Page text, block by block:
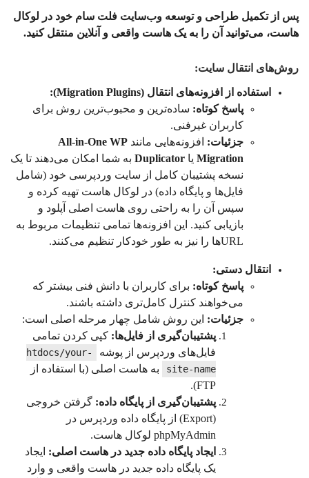
پس از تکمیل طراحی و توسعه وب‌سایت فلت سام خود در لوکال
هاست، می‌توانید آن را به یک هاست واقعی و آنلاین منتقل کنید.
روش‌های انتقال سایت:
استفاده از افزونه‌های انتقال (Migration Plugins):
پاسخ کوتاه: ساده‌ترین و محبوب‌ترین روش برای
کاربران غیرفنی.
جزئیات: افزونه‌هایی مانند All-in-One WP
Migration یا Duplicator به شما امکان می‌دهند تا یک
نسخه پشتیبان کامل از سایت وردپرسی خود (شامل
فایل‌ها و پایگاه داده) در لوکال هاست تهیه کرده و
سپس آن را به راحتی روی هاست اصلی آپلود و
بازیابی کنید. این افزونه‌ها تمامی تنظیمات مربوط به
URLها را نیز به طور خودکار تنظیم می‌کنند.
انتقال دستی:
پاسخ کوتاه: برای کاربران با دانش فنی بیشتر که
می‌خواهند کنترل کامل‌تری داشته باشند.
جزئیات: این روش شامل چهار مرحله اصلی است:
پشتیبان‌گیری از فایل‌ها: کپی کردن تمامی
فایل‌های وردپرس از پوشه
htdocs/your-
site-name
به هاست اصلی (با استفاده از
FTP).
پشتیبان‌گیری از پایگاه داده: گرفتن خروجی
(Export) از پایگاه داده وردپرس در
phpMyAdmin لوکال هاست.
ایجاد پایگاه داده جدید در هاست اصلی: ایجاد
یک پایگاه داده جدید در هاست واقعی و وارد